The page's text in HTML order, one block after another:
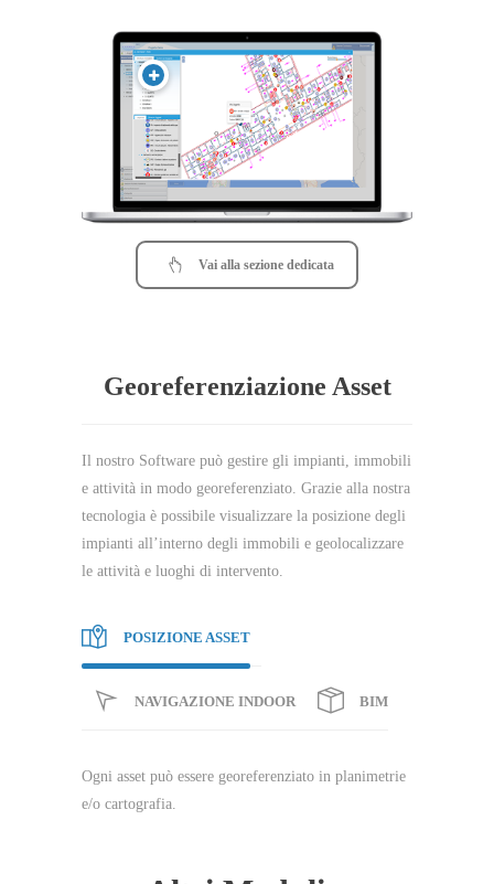
Vai alla sezione dedicata
Georeferenziazione Asset
Il nostro Software può gestire gli impianti, immobili
e attività in modo georeferenziato. Grazie alla nostra
tecnologia è possibile visualizzare la posizione degli
impianti all’interno degli immobili e geolocalizzare
le attività e luoghi di intervento.
POSIZIONE ASSET
NAVIGAZIONE INDOOR BIM
Ogni asset può essere georeferenziato in planimetrie
e/o cartografia.